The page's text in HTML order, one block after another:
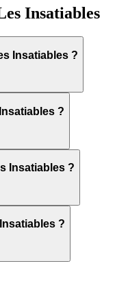
Insatiables
Insatiables ?
?
Insatiables ?
?